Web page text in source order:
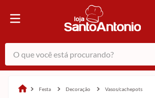
O que você está procurando?
festa decoração vasos/cachepots